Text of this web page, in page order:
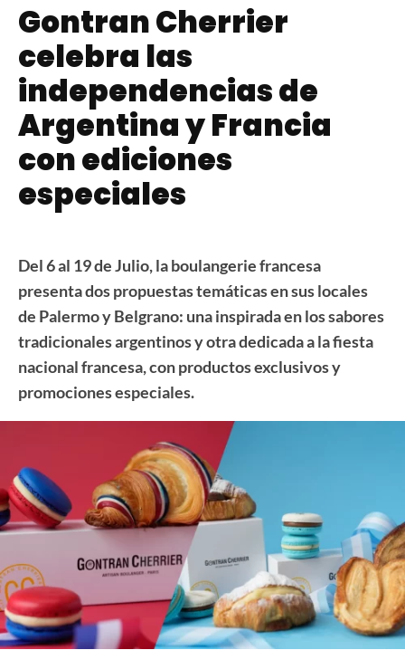
Gontran Cherrier
celebra las
independencias de
Argentina y Francia
con ediciones
especiales
Del 6 al 19 de Julio, la boulangerie francesa
presenta dos propuestas temáticas en sus locales
de Palermo y Belgrano: una inspirada en los sabores
tradicionales argentinos y otra dedicada a la fiesta
nacional francesa, con productos exclusivos y
promociones especiales.